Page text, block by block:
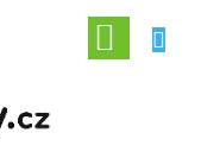
NÁKUPNÍ
KOŠÍK